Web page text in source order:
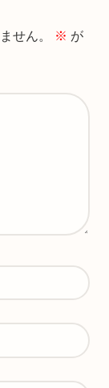
せん。 ※ が